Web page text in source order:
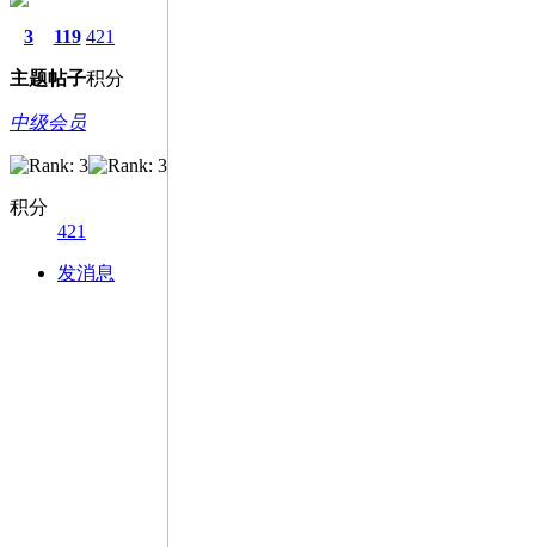
3
主题
119
帖子
421
积分
中级会员
积分
421
发消息